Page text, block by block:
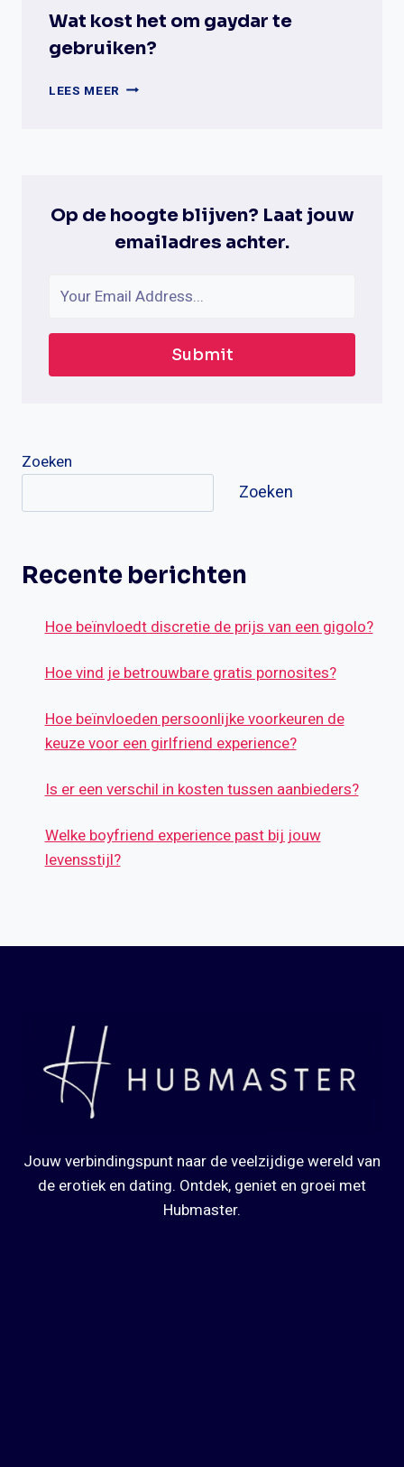
Wat kost het om gaydar te
gebruiken?
LEES MEER WAT
Op de hoogte blijven? Laat jouw
emailadres achter.
Submit
Zoeken
Zoeken
Recente berichten
Hoe beïnvloedt discretie de prijs van een gigolo?
Hoe vind je betrouwbare gratis pornosites?
Hoe beïnvloeden persoonlijke voorkeuren de
keuze voor een girlfriend experience?
Is er een verschil in kosten tussen aanbieders?
Welke boyfriend experience past bij jouw
levensstijl?
Jouw verbindingspunt naar de veelzijdige wereld van
de erotiek en dating. Ontdek, geniet en groei met
Hubmaster.